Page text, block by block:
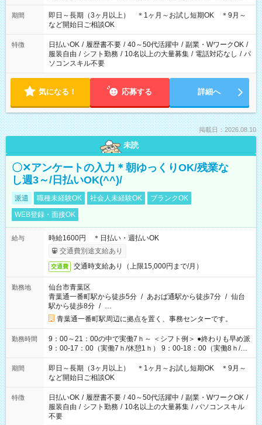
働7h/休憩1h) □10:00～19:00(実働8h/休憩1h) ＊時間固定ＯＫ
期間
即日～長期（3ヶ月以上） ＊1ヶ月～お試し短期OK ＊9月～
など開始日ご相談OK
特徴 日払いOK / 履歴書不要 / 40～50代活躍中 / 副業・WワークOK /
服装自由 / シフト勤務 / 10名以上の大量募集 / 電話対応なし / パ
ソコンスキル不要
気になる！ 応募する 詳細へ
掲載日：2026.08.10
未読
〇✕アンケートの入力＊朝ゆっくりOK/残業な
し週3～/日払いOK(^^)/
派遣 職種未経験OK 社会人未経験OK
ブランクOK
WEB登録・面接OK
給与
時給1600円 ＊日払い・週払いOK
交通費別途支給あり
交通費 交通時支給あり（上限15,000円まで/月）
勤務地
仙台市青葉区
青葉通一番町駅から徒歩5分 / あおば通駅から徒歩7分 / 仙台
駅から徒歩8分 / …
青葉通一番町駅周辺に拠点を置く、事務センターです。
勤務時間
9：00～21：00の中で実働7ｈ～ ＜シフト例＞ ●終わりも早め派
9：00-17：00（実働7ｈ/休憩1ｈ） 9：00-18：00（実働8ｈ/休
憩1ｈ） 10：00-19：00（実働8ｈ/休憩1ｈ） ●朝ゆっくり派
11：00-20：00（実働8ｈ/休憩1ｈ） 12：00-20：00（実働7ｈ/
休憩1ｈ） 12：00-21：00（実働8ｈ/休憩1ｈ） 13：00-22：
00（実働8ｈ/休憩1ｈ） ＊時間帯固定OK
期間
即日～長期（3ヶ月以上） ＊1ヶ月～お試し短期OK ＊9月～
など開始日ご相談OK
特徴 日払いOK / 履歴書不要 / 40～50代活躍中 / 副業・WワークOK /
服装自由 / シフト勤務 / 10名以上の大量募集 / パソコンスキル
不要